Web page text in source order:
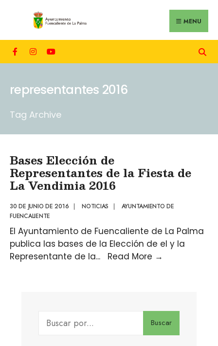
MENU
representantes 2016
Tag Archive
Bases Elección de
Representantes de la Fiesta de
La Vendimia 2016
30 DE JUNIO DE 2016 | NOTICIAS |
AYUNTAMIENTO DE
FUENCALIENTE
El Ayuntamiento de Fuencaliente de La Palma
publica las bases de la Elección de el y la
Representante de la... Read More →
Buscar